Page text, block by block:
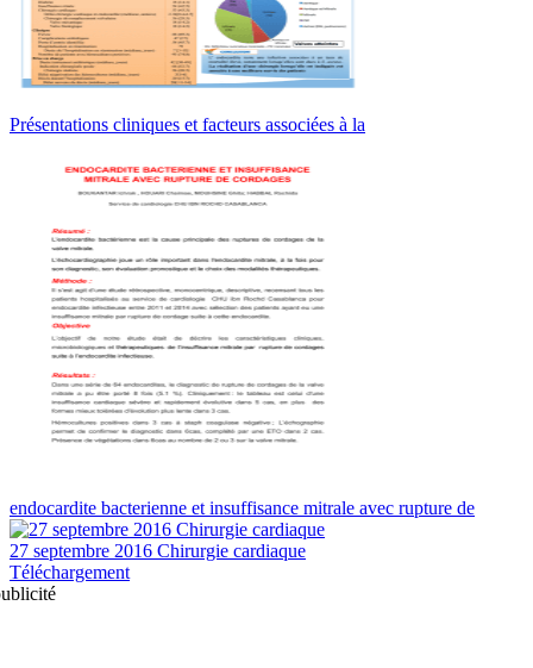
Présentations cliniques et facteurs associées à la
endocardite bacterienne et insuffisance mitrale avec rupture de
27 septembre 2016 Chirurgie cardiaque
Téléchargement